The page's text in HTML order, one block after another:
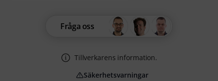
Fråga oss
Tillverkarens information.
Säkerhetsvarningar